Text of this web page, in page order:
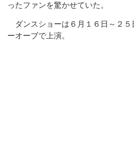
ったファンを驚かせていた。
ダンスショーは６月１６日～２５
ーオーブで上演。